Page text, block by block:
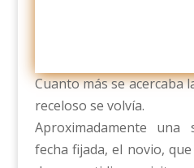
Cuanto más se acercaba
receloso se volvía.
Aproximadamente
fecha fijada, el novio,